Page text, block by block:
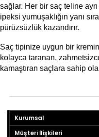
sağlar. Her bir saç teline
ipeksi yumuşaklığın yanı
pürüzsüzlük kazandırır.
Saç tipinize uygun bir
kolayca taranan,
kamaştıran saçlara sahip
Kurumsal
Müşteri İlişkileri